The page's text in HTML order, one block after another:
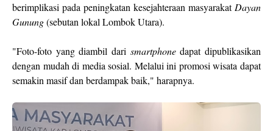
berimplikasi pada peningkatan kesejahteraan masyarakat Dayan
Gunung(sebutan lokal Lombok Utara).
"Foto-foto yang diambil dari smartphonedapat dipublikasikan
dengan mudah di media sosial. Melalui ini promosi wisata dapat
semakin masif dan berdampak baik," harapnya.